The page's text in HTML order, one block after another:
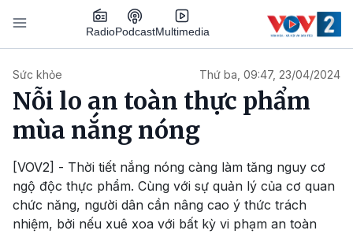
Nhảy đến nội dung
RadioPodcastMultimedia
Sức khỏe Thứ ba, 09:47, 23/04/2024
Nỗi lo an toàn thực phẩm
mùa nắng nóng
[VOV2] - Thời tiết nắng nóng càng làm tăng nguy cơ
ngộ độc thực phẩm. Cùng với sự quản lý của cơ quan
chức năng, người dân cần nâng cao ý thức trách
nhiệm, bởi nếu xuê xoa với bất kỳ vi phạm an toàn